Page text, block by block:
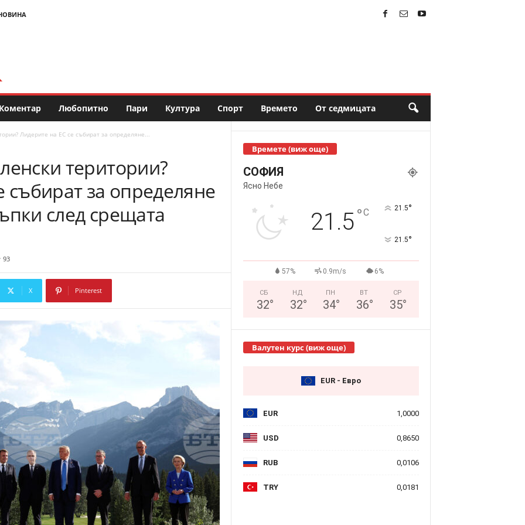
Коментар Любопитно Пари Култура Спорт Времето От седмицата
Лидерите на ЕС се събират за определяне...
територии?
събират за определяне
след срещата
93
X Pinterest
Времете (виж още)
СОФИЯ
Ясно Небе
21.5°C 21.5°
21.5°
57% 0.9m/s 6%
СБ
32°
НД
32°
ПН
34°
ВТ
36°
СР
35°
Валутен курс (виж още)
EUR - Евро
EUR 1,0000
USD 0,8650
RUB 0,0106
TRY 0,0181